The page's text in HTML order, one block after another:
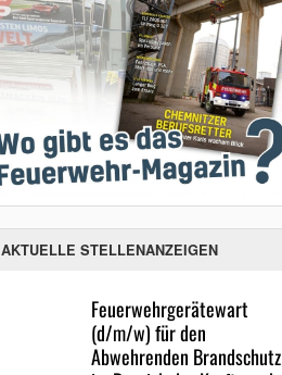
AKTUELLE STELLENANZEIGEN
Feuerwehrgerätewart
(d/m/w) für den
Abwehrenden Brandschutz